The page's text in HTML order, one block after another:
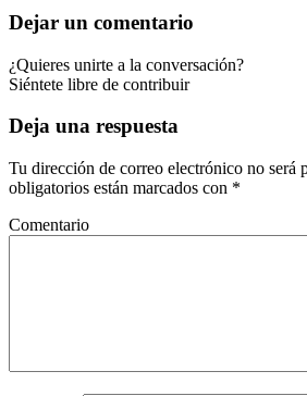
Dejar un comentario
¿Quieres unirte a la conversación?
Siéntete libre de contribuir
Deja una respuesta
Tu dirección de correo electrónico no será
obligatorios están marcados con *
Comentario